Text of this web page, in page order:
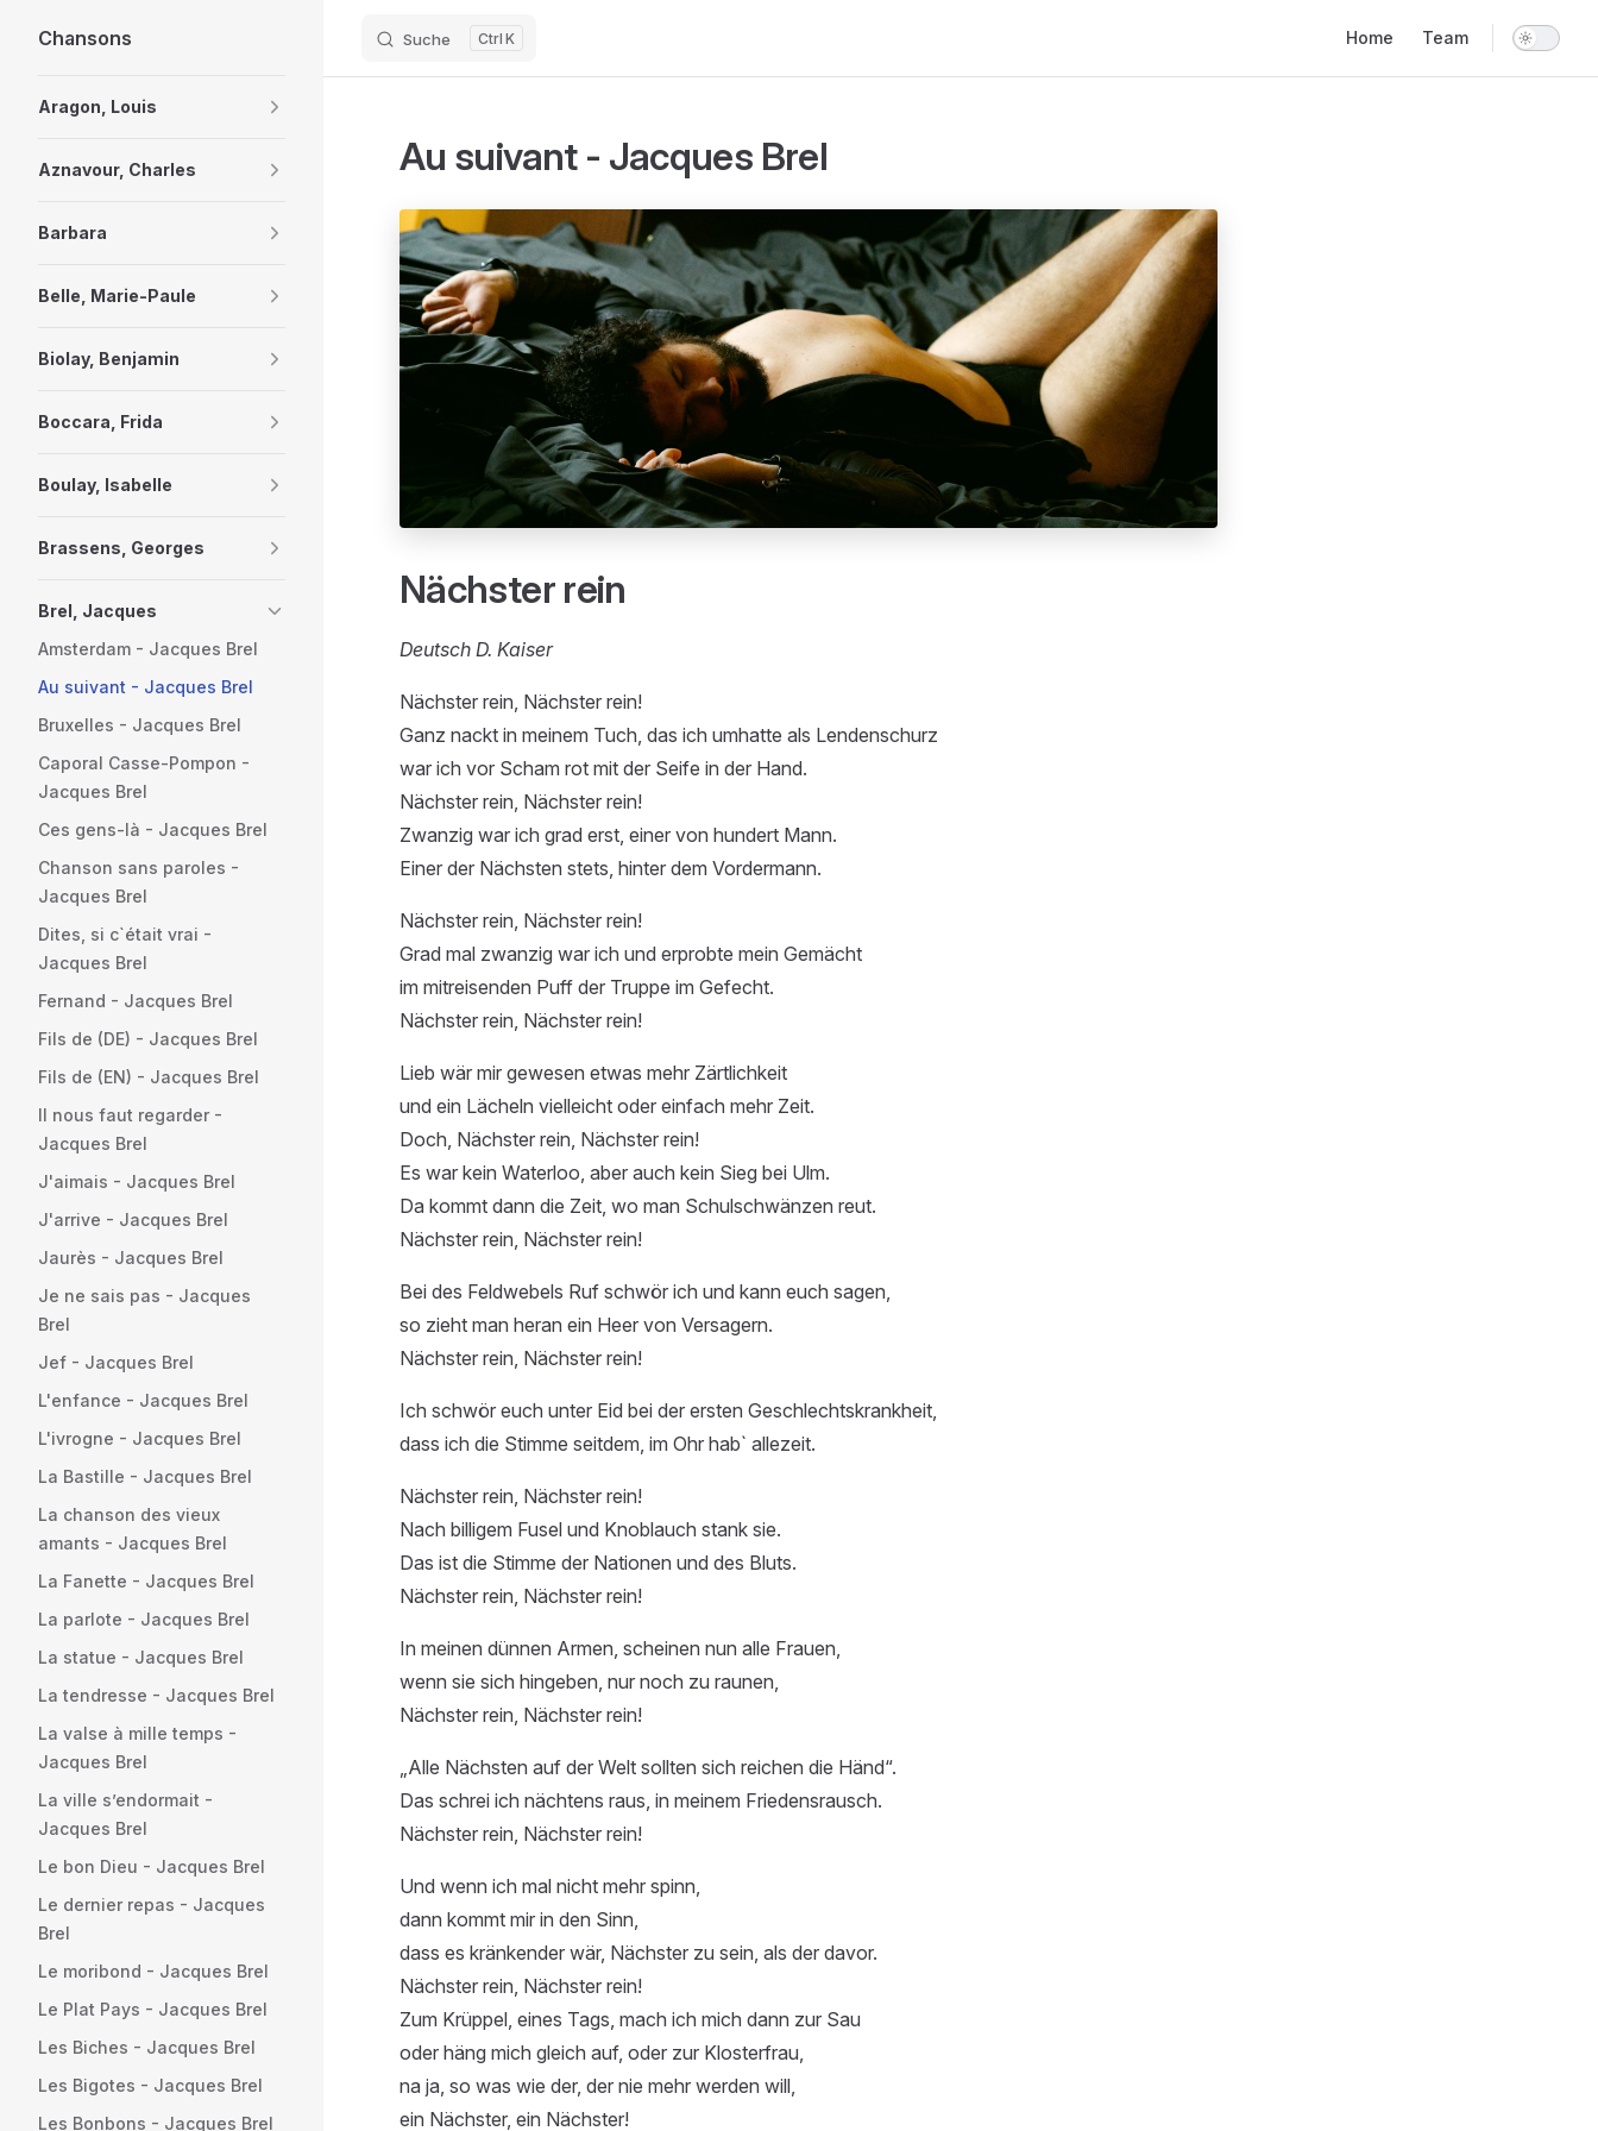
Skip to content
Chansons Suche K Home Team
Aragon, Louis
Aznavour, Charles
Barbara
Belle, Marie-Paule
Biolay, Benjamin
Boccara, Frida
Boulay, Isabelle
Brassens, Georges
Brel, Jacques
Amsterdam - Jacques Brel
Au suivant - Jacques Brel
Bruxelles - Jacques Brel
Caporal Casse-Pompon -
Jacques Brel
Ces gens-là - Jacques Brel
Chanson sans paroles -
Jacques Brel
Dites, si c`était vrai -
Jacques Brel
Fernand - Jacques Brel
Fils de (DE) - Jacques Brel
Fils de (EN) - Jacques Brel
Il nous faut regarder -
Jacques Brel
J'aimais - Jacques Brel
J'arrive - Jacques Brel
Jaurès - Jacques Brel
Je ne sais pas - Jacques
Brel
Jef - Jacques Brel
L'enfance - Jacques Brel
L'ivrogne - Jacques Brel
La Bastille - Jacques Brel
La chanson des vieux
amants - Jacques Brel
La Fanette - Jacques Brel
La parlote - Jacques Brel
La statue - Jacques Brel
La tendresse - Jacques Brel
La valse à mille temps -
Jacques Brel
La ville s’endormait -
Jacques Brel
Le bon Dieu - Jacques Brel
Le dernier repas - Jacques
Brel
Le moribond - Jacques Brel
Le Plat Pays - Jacques Brel
Les Biches - Jacques Brel
Les Bigotes - Jacques Brel
Les Bonbons - Jacques Brel
Au suivant - Jacques Brel
Nächster rein
Deutsch D. Kaiser
Nächster rein, Nächster rein!
Ganz nackt in meinem Tuch, das ich umhatte als Lendenschurz
war ich vor Scham rot mit der Seife in der Hand.
Nächster rein, Nächster rein!
Zwanzig war ich grad erst, einer von hundert Mann.
Einer der Nächsten stets, hinter dem Vordermann.
Nächster rein, Nächster rein!
Grad mal zwanzig war ich und erprobte mein Gemächt
im mitreisenden Puff der Truppe im Gefecht.
Nächster rein, Nächster rein!
Lieb wär mir gewesen etwas mehr Zärtlichkeit
und ein Lächeln vielleicht oder einfach mehr Zeit.
Doch, Nächster rein, Nächster rein!
Es war kein Waterloo, aber auch kein Sieg bei Ulm.
Da kommt dann die Zeit, wo man Schulschwänzen reut.
Nächster rein, Nächster rein!
Bei des Feldwebels Ruf schwör ich und kann euch sagen,
so zieht man heran ein Heer von Versagern.
Nächster rein, Nächster rein!
Ich schwör euch unter Eid bei der ersten Geschlechtskrankheit,
dass ich die Stimme seitdem, im Ohr hab` allezeit.
Nächster rein, Nächster rein!
Nach billigem Fusel und Knoblauch stank sie.
Das ist die Stimme der Nationen und des Bluts.
Nächster rein, Nächster rein!
In meinen dünnen Armen, scheinen nun alle Frauen,
wenn sie sich hingeben, nur noch zu raunen,
Nächster rein, Nächster rein!
„Alle Nächsten auf der Welt sollten sich reichen die Händ“.
Das schrei ich nächtens raus, in meinem Friedensrausch.
Nächster rein, Nächster rein!
Und wenn ich mal nicht mehr spinn,
dann kommt mir in den Sinn,
dass es kränkender wär, Nächster zu sein, als der davor.
Nächster rein, Nächster rein!
Zum Krüppel, eines Tags, mach ich mich dann zur Sau
oder häng mich gleich auf, oder zur Klosterfrau,
na ja, so was wie der, der nie mehr werden will,
ein Nächster, ein Nächster!